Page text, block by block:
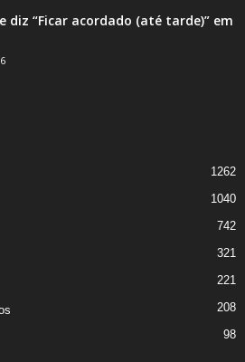
diz “Ficar acordado (até tarde)” em
1262
1040
742
321
221
208
98